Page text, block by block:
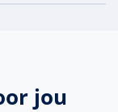
jou